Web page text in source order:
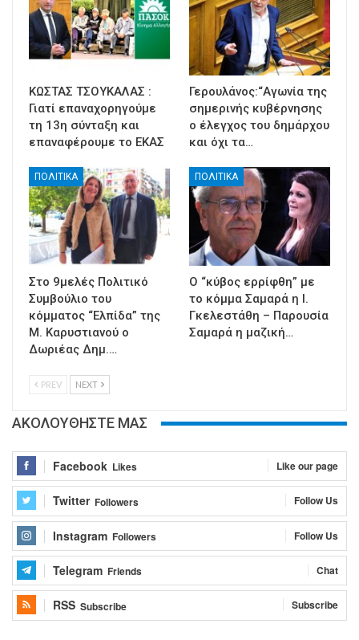
ΚΩΣΤΑΣ ΤΣΟΥΚΑΛΑΣ :
Γιατί επαναχορηγούμε
τη 13η σύνταξη και
επαναφέρουμε το ΕΚΑΣ
Γερουλάνος:“Αγωνία της
σημερινής κυβέρνησης
ο έλεγχος του δημάρχου
και όχι τα…
ΠΟΛΙΤΙΚΑ
Στο 9μελές Πολιτικό
Συμβούλιο του
κόμματος “Ελπίδα” της
Μ. Καρυστιανού ο
Δωριέας Δημ.…
ΠΟΛΙΤΙΚΑ
Ο “κύβος ερρίφθη” με
το κόμμα Σαμαρά η Ι.
Γκελεστάθη – Παρουσία
Σαμαρά η μαζική…
PREV NEXT
ΑΚΟΛΟΥΘΗΣΤΕ ΜΑΣ
Facebook Likes Like our page
Twitter Followers Follow Us
Instagram Followers Follow Us
Telegram Friends Chat
RSS Subscribe Subscribe